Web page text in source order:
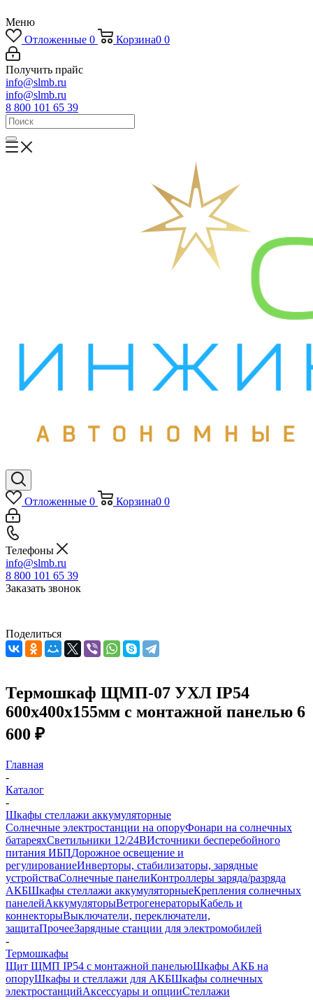
Меню
Отложенные 0 Корзина0 0
Получить прайс
info@slmb.ru
info@slmb.ru
8 800 101 65 39
Отложенные 0 Корзина0 0
Телефоны
info@slmb.ru
8 800 101 65 39
Заказать звонок
Поделиться
Термошкаф ЩМП-07 УХЛ IP54
600х400х155мм с монтажной панелью 6
600 ₽
Главная
-
Каталог
-
Шкафы стеллажи аккумуляторные
Солнечные электростанции на опоруФонари на солнечных
батареяхСветильники 12/24ВИсточники бесперебойного
питания ИБПДорожное освещение и
регулированиеИнверторы, стабилизаторы, зарядные
устройстваСолнечные панелиКонтроллеры заряда/разряда
АКБШкафы стеллажи аккумуляторныеКрепления солнечных
панелейАккумуляторыВетрогенераторыКабель и
коннекторыВыключатели, переключатели,
защитаПрочееЗарядные станции для электромобилей
-
Термошкафы
Щит ЩМП IP54 с монтажной панельюШкафы АКБ на
опоруШкафы и стеллажи для АКБШкафы солнечных
электростанцийАксессуары и опцииСтеллажи